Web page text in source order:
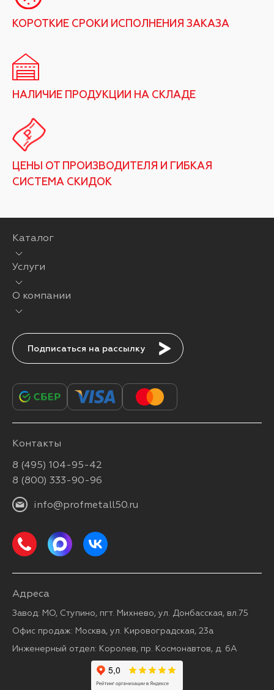
КОРОТКИЕ СРОКИ ИСПОЛНЕНИЯ ЗАКАЗА
НАЛИЧИЕ ПРОДУКЦИИ НА СКЛАДЕ
ЦЕНЫ ОТ ПРОИЗВОДИТЕЛЯ И ГИБКАЯ
СИСТЕМА СКИДОК
Каталог
Услуги
О компании
Подписаться
Контакты
8 (495) 104-95-42
8 (800) 333-90-96
info@profmetall50.ru
Адреса
Завод: МО, Ступино, пгт. Михнево, ул. Донбасская, вл.75
Офис продаж: Москва, ул. Кировоградская, 23а
Инженерный отдел: Королев, пр. Космонавтов, д. 6А